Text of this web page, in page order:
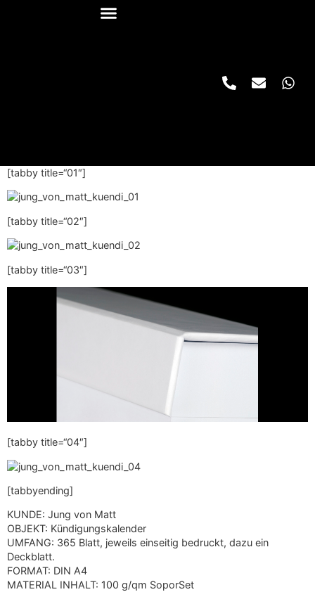
[tabby title=“01″]
[tabby title=“02″]
[tabby title=“03″]
[tabby title=“04″]
[tabbyending]
KUNDE: Jung von Matt
OBJEKT: Kündigungskalender
UMFANG: 365 Blatt, jeweils einseitig bedruckt, dazu ein
Deckblatt.
FORMAT: DIN A4
MATERIAL INHALT: 100 g/qm SoporSet